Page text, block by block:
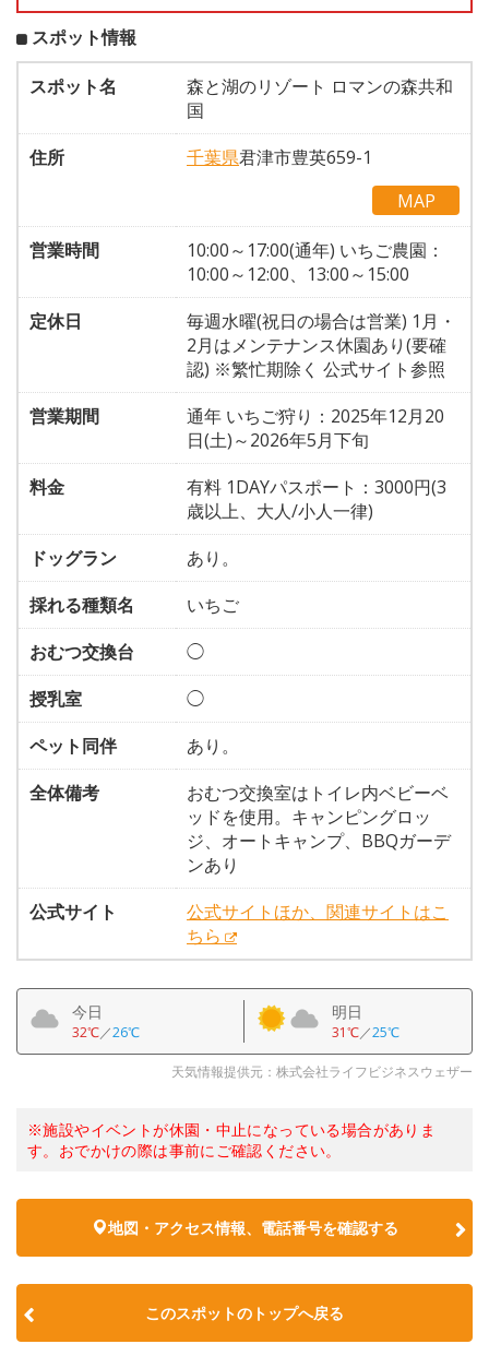
スポット情報
スポット名
森と湖のリゾート ロマンの森共和
国
住所
千葉県君津市豊英659-1
MAP
営業時間
10:00～17:00(通年) いちご農園：
10:00～12:00、13:00～15:00
定休日
毎週水曜(祝日の場合は営業) 1月・
2月はメンテナンス休園あり(要確
認) ※繁忙期除く 公式サイト参照
営業期間
通年 いちご狩り：2025年12月20
日(土)～2026年5月下旬
料金
有料 1DAYパスポート：3000円(3
歳以上、大人/小人一律)
ドッグラン
あり。
採れる種類名
いちご
おむつ交換台
◯
授乳室
◯
ペット同伴
あり。
全体備考
おむつ交換室はトイレ内ベビーベ
ッドを使用。キャンピングロッ
ジ、オートキャンプ、BBQガーデ
ンあり
公式サイト
公式サイトほか、関連サイトはこ
ちら
今日
32℃／26℃
明日
31℃／25℃
天気情報提供元：株式会社ライフビジネスウェザー
※施設やイベントが休園・中止になっている場合がありま
す。おでかけの際は事前にご確認ください。
地図・アクセス情報、電話番号を確認する
このスポットのトップへ戻る